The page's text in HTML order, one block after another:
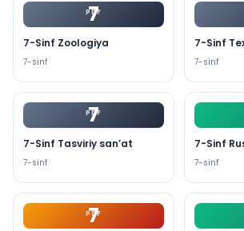
7
PDF
7-Sinf Zoologiya
7-sinf
7-Sinf
7-sinf
7
PDF
7-Sinf Tasviriy san’at
7-sinf
7-Sinf
7-sinf
7
PDF